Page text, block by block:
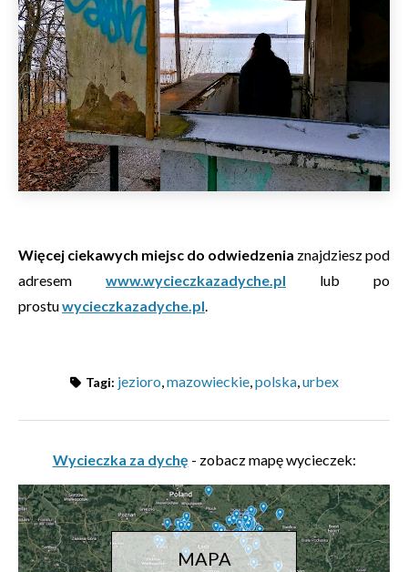
Więcej ciekawych miejsc do odwiedzenia znajdziesz pod
adresem www.wycieczkazadyche.pl lub po
prostuwycieczkazadyche.pl.
Tagi: jezioro,mazowieckie,polska,urbex
Wycieczka za dychę - zobacz mapę wycieczek:
MAPA